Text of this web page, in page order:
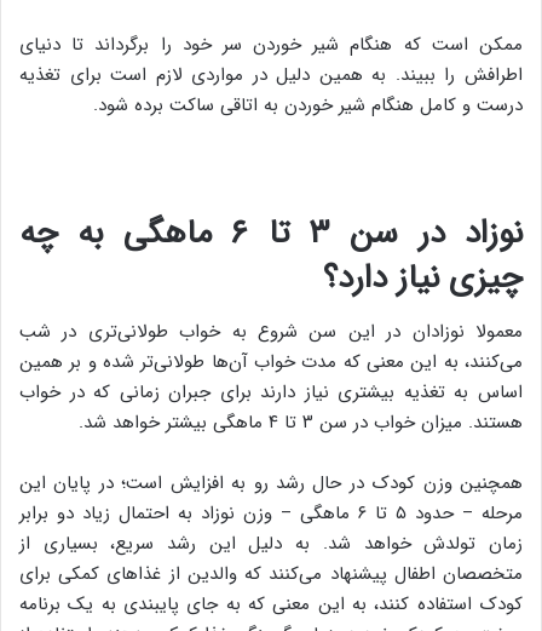
ممکن است که هنگام شیر خوردن سر خود را برگرداند تا دنیای
اطرافش را ببیند. به همین دلیل در مواردی لازم است برای تغذیه
درست و کامل هنگام شیر خوردن به اتاقی ساکت برده شود.
نوزاد در سن ۳ تا ۶ ماهگی به چه
چیزی نیاز دارد؟
معمولا نوزادان در این سن شروع به خواب طولانی‌تری در شب
می‌کنند، به این معنی که مدت خواب آن‌ها طولانی‌تر شده و بر همین
اساس به تغذیه بیشتری نیاز دارند برای جبران زمانی که در خواب
هستند. میزان خواب در سن ۳ تا ۴ ماهگی بیشتر خواهد شد.
همچنین وزن کودک در حال رشد رو به افزایش است؛ در پایان این
مرحله – حدود ۵ تا ۶ ماهگی – وزن نوزاد به احتمال زیاد دو برابر
زمان تولدش خواهد شد. به دلیل این رشد سریع، بسیاری از
متخصصان اطفال پیشنهاد می‌کنند که والدین از غذاهای کمکی برای
کودک استفاده کنند، به این معنی که به جای پایبندی به یک برنامه